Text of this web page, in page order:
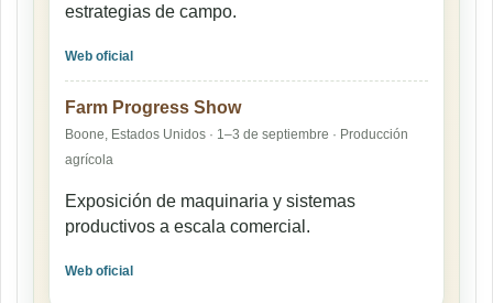
estrategias de campo.
Web oficial
Farm Progress Show
Boone, Estados Unidos · 1–3 de septiembre · Producción
agrícola
Exposición de maquinaria y sistemas
productivos a escala comercial.
Web oficial